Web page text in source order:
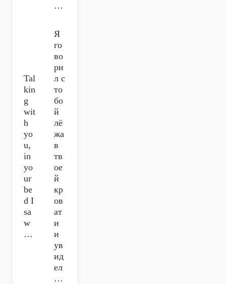
…
Tal
kin
g
wit
h
yo
u,
in
yo
ur
be
d I
sa
w
…
Я
го
во
ри
л с
то
бо
й
лё
жа
в
тв
ое
й
кр
ов
ат
и
и
ув
ид
ел
…